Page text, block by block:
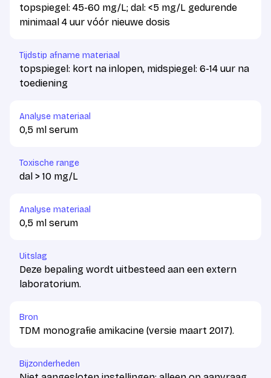
topspiegel: 45-60 mg/L; dal: <5 mg/L gedurende
minimaal 4 uur vóór nieuwe dosis
Tijdstip afname materiaal
topspiegel: kort na inlopen, midspiegel: 6-14 uur na
toediening
Analyse materiaal
0,5 ml serum
Toxische range
dal > 10 mg/L
Analyse materiaal
0,5 ml serum
Uitslag
Deze bepaling wordt uitbesteed aan een extern
laboratorium.
Bron
TDM monografie amikacine (versie maart 2017).
Bijzonderheden